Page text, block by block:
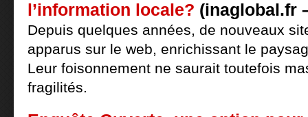
l’information locale? (inaglobal.fr
Depuis quelques années, de nouveaux
apparus sur le web, enrichissant le
Leur foisonnement ne saurait toutefois
fragilités.